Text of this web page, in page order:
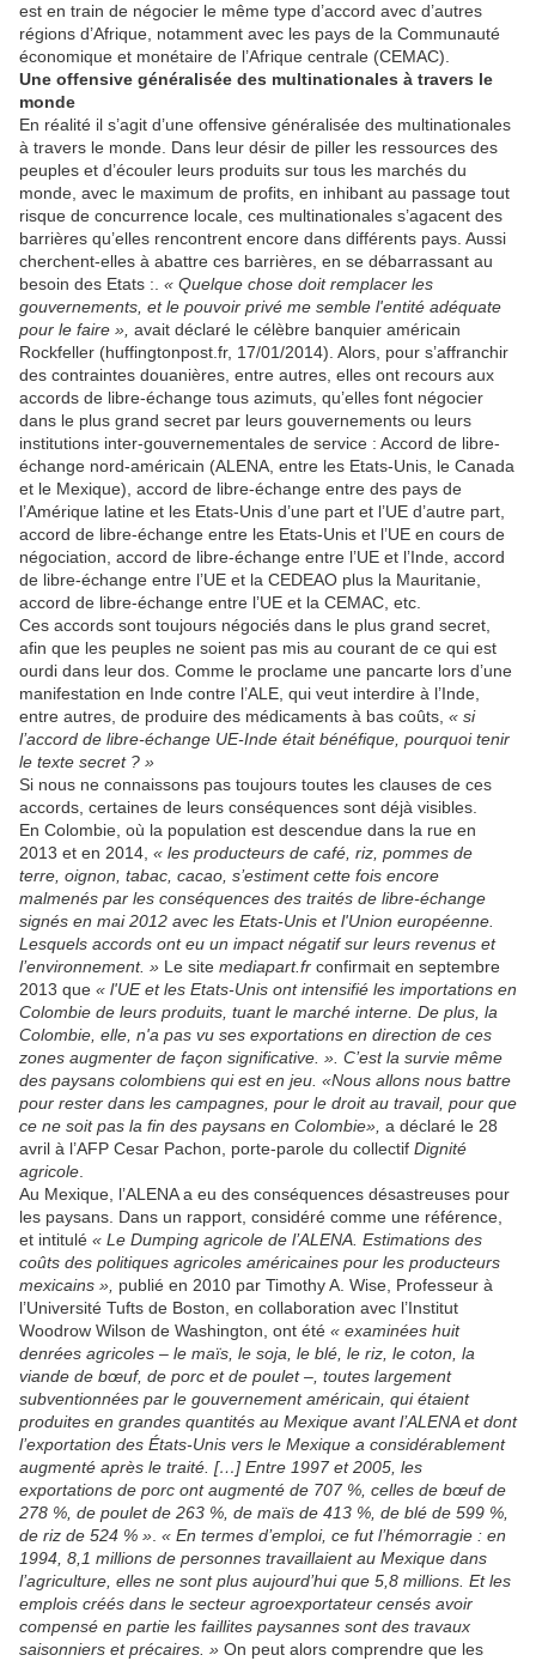
est en train de négocier le même type d’accord avec d’autres
régions d’Afrique, notamment avec les pays de la Communauté
économique et monétaire de l’Afrique centrale (CEMAC).
Une offensive généralisée des multinationales à travers le
monde
En réalité il s’agit d’une offensive généralisée des multinationales
à travers le monde. Dans leur désir de piller les ressources des
peuples et d’écouler leurs produits sur tous les marchés du
monde, avec le maximum de profits, en inhibant au passage tout
risque de concurrence locale, ces multinationales s’agacent des
barrières qu’elles rencontrent encore dans différents pays. Aussi
cherchent-elles à abattre ces barrières, en se débarrassant au
besoin des Etats :. « Quelque chose doit remplacer les
gouvernements, et le pouvoir privé me semble l'entité adéquate
pour le faire », avait déclaré le célèbre banquier américain
Rockfeller (huffingtonpost.fr, 17/01/2014). Alors, pour s’affranchir
des contraintes douanières, entre autres, elles ont recours aux
accords de libre-échange tous azimuts, qu’elles font négocier
dans le plus grand secret par leurs gouvernements ou leurs
institutions inter-gouvernementales de service : Accord de libre-
échange nord-américain (ALENA, entre les Etats-Unis, le Canada
et le Mexique), accord de libre-échange entre des pays de
l’Amérique latine et les Etats-Unis d’une part et l’UE d’autre part,
accord de libre-échange entre les Etats-Unis et l’UE en cours de
négociation, accord de libre-échange entre l’UE et l’Inde, accord
de libre-échange entre l’UE et la CEDEAO plus la Mauritanie,
accord de libre-échange entre l’UE et la CEMAC, etc.
Ces accords sont toujours négociés dans le plus grand secret,
afin que les peuples ne soient pas mis au courant de ce qui est
ourdi dans leur dos. Comme le proclame une pancarte lors d’une
manifestation en Inde contre l’ALE, qui veut interdire à l’Inde,
entre autres, de produire des médicaments à bas coûts, « si
l’accord de libre-échange UE-Inde était bénéfique, pourquoi tenir
le texte secret ? »
Si nous ne connaissons pas toujours toutes les clauses de ces
accords, certaines de leurs conséquences sont déjà visibles.
En Colombie, où la population est descendue dans la rue en
2013 et en 2014, « les producteurs de café, riz, pommes de
terre, oignon, tabac, cacao, s’estiment cette fois encore
malmenés par les conséquences des traités de libre-échange
signés en mai 2012 avec les Etats-Unis et l'Union européenne.
Lesquels accords ont eu un impact négatif sur leurs revenus et
l’environnement. » Le site mediapart.fr confirmait en septembre
2013 que « l'UE et les Etats-Unis ont intensifié les importations en
Colombie de leurs produits, tuant le marché interne. De plus, la
Colombie, elle, n'a pas vu ses exportations en direction de ces
zones augmenter de façon significative. ». C’est la survie même
des paysans colombiens qui est en jeu. «Nous allons nous battre
pour rester dans les campagnes, pour le droit au travail, pour que
ce ne soit pas la fin des paysans en Colombie», a déclaré le 28
avril à l’AFP Cesar Pachon, porte-parole du collectif Dignité
agricole
Au Mexique, l’ALENA a eu des conséquences désastreuses pour
les paysans. Dans un rapport, considéré comme une référence,
et intitulé « Le Dumping agricole de l’ALENA. Estimations des
coûts des politiques agricoles américaines pour les producteurs
mexicains », publié en 2010 par Timothy A. Wise, Professeur à
l’Université Tufts de Boston, en collaboration avec l’Institut
Woodrow Wilson de Washington, ont été « examinées huit
denrées agricoles – le maïs, le soja, le blé, le riz, le coton, la
viande de bœuf, de porc et de poulet –, toutes largement
subventionnées par le gouvernement américain, qui étaient
produites en grandes quantités au Mexique avant l’ALENA et dont
l’exportation des États-Unis vers le Mexique a considérablement
augmenté après le traité. […] Entre 1997 et 2005, les
exportations de porc ont augmenté de 707 %, celles de bœuf de
278 %, de poulet de 263 %, de maïs de 413 %, de blé de 599 %,
de riz de 524 % » « En termes d’emploi, ce fut l’hémorragie : en
1994, 8,1 millions de personnes travaillaient au Mexique dans
l’agriculture, elles ne sont plus aujourd’hui que 5,8 millions. Et les
emplois créés dans le secteur agroexportateur censés avoir
compensé en partie les faillites paysannes sont des travaux
saisonniers et précaires. » On peut alors comprendre que les